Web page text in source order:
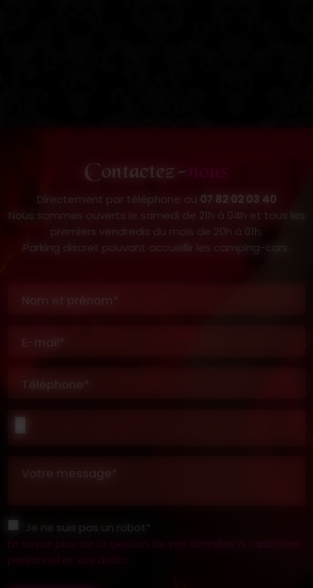
Contactez-
Directement par téléphone au 07 82 02 03 40
Nous sommes ouverts le samedi de 21h à 04h et tous les
premiers vendredis du mois de 20h à 01h.
Parking discret pouvant accueillir les camping-cars.
Nom et prénom*
E-mail*
Téléphone*
Votre message*
Je ne suis pas un robot*
En savoir plus sur la gestion de vos données à caractère
personnel et vos droits